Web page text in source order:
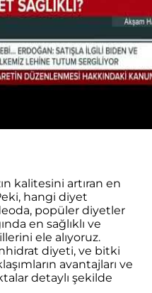
kalitesini artıran en
hangi diyet
popüler diyetler
en sağlıklı ve
ele alıyoruz.
diyeti, ve bitki
avantajları ve
detaylı şekilde